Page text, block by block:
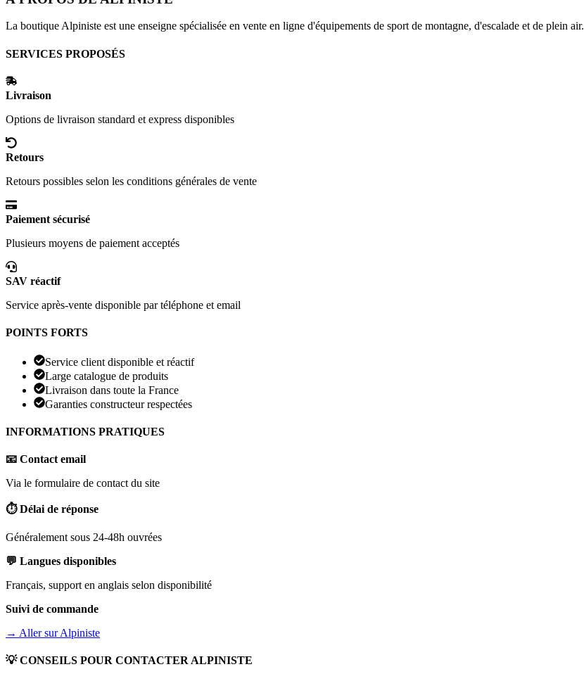
La boutique Alpiniste est une enseigne spécialisée en vente en ligne d'équipements de sport de montagne, d'escalade et de plein air.
SERVICES PROPOSÉS
Livraison
Options de livraison standard et express disponibles
Retours
Retours possibles selon les conditions générales de vente
Paiement sécurisé
Plusieurs moyens de paiement acceptés
SAV réactif
Service après-vente disponible par téléphone et email
POINTS FORTS
Service client disponible et réactif
Large catalogue de produits
Livraison dans toute la France
Garanties constructeur respectées
INFORMATIONS PRATIQUES
📧 Contact email
Via le formulaire de contact du site
⏱️ Délai de réponse
Généralement sous 24-48h ouvrées
💬 Langues disponibles
Français, support en anglais selon disponibilité
Suivi de commande
→ Aller surAlpiniste
💡 CONSEILS POUR CONTACTER ALPINISTE